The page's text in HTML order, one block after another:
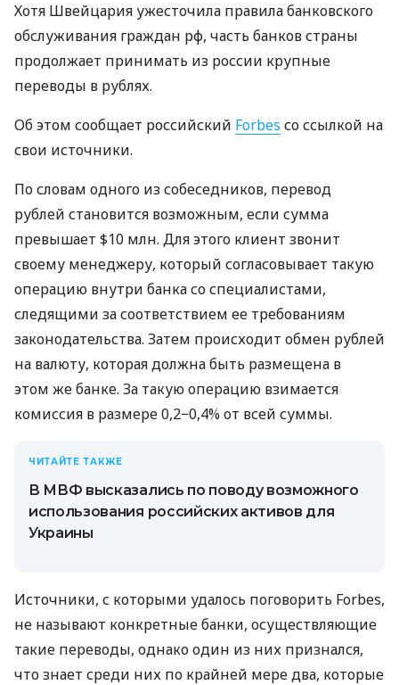
Хотя Швейцария ужесточила правила банковского
обслуживания граждан рф, часть банков страны
продолжает принимать из россии крупные
переводы в рублях.
Об этом сообщает российский Forbes со ссылкой на
свои источники.
По словам одного из собеседников, перевод
рублей становится возможным, если сумма
превышает $10 млн. Для этого клиент звонит
своему менеджеру, который согласовывает такую ​​
операцию внутри банка со специалистами,
следящими за соответствием ее требованиям
законодательства. Затем происходит обмен рублей
на валюту, которая должна быть размещена в
этом же банке. За такую ​​операцию взимается
комиссия в размере 0,2−0,4% от всей суммы.
ЧИТАЙТЕ ТАКЖЕ
В МВФ высказались по поводу возможного
использования российских активов для
Украины
Источники, с которыми удалось поговорить Forbes,
не называют конкретные банки, осуществляющие
такие переводы, однако один из них признался,
что знает среди них по крайней мере два, которые